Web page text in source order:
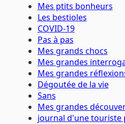
Mes ptits bonheurs
Les bestioles
COVID-19
Pas à pas
Mes grands chocs
Mes grandes
Mes grandes
Dégoutée de la vie
Sans
Mes grandes
journal d'une touriste